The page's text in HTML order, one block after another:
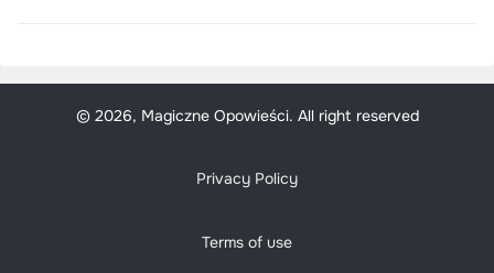
© 2026, Magiczne Opowieści. All right reserved
Privacy Policy
Terms of use